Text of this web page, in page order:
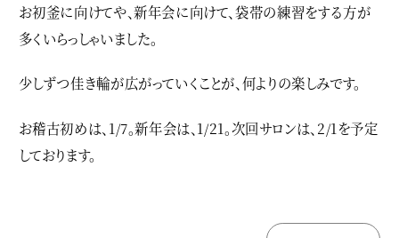
お初釜に向けてや、新年会に向けて、袋帯の練習をする方が
多くいらっしゃいました。
少しずつ佳き輪が広がっていくことが、何よりの楽しみです。
お稽古初めは、1/7。新年会は、1/21。次回サロンは、2/1を予定
しております。